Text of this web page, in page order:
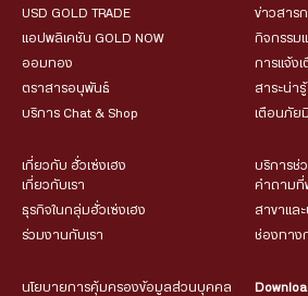
USD GOLD TRADE
แอปพลิเคชัน GOLD NOW
ออมทอง
ตราสารอนุพันธ์
บริการ Chat & Shop
ข่าวสาร
กิจกรรม
การแจ้ง
สาระน่ารู้
เตือนภัย
เกี่ยวกับ ฮั่วเซ่งเฮง
เกี่ยวกับเรา
ธุรกิจในกลุ่มฮั่วเซ่งเฮง
ร่วมงานกับเรา
บริการช่
คำถามที่
สาขาแล
ช่องทาง
นโยบายการคุ้มครองข้อมูลส่วนบุคคล